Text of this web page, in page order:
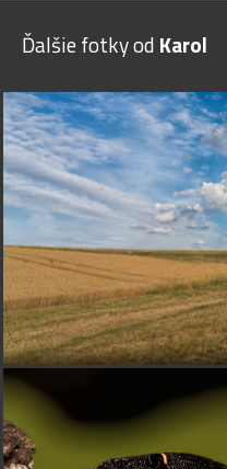
Ďalšie fotky od Karol